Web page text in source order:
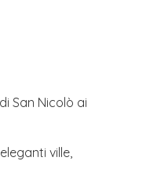
San Nicolò ai
ville,